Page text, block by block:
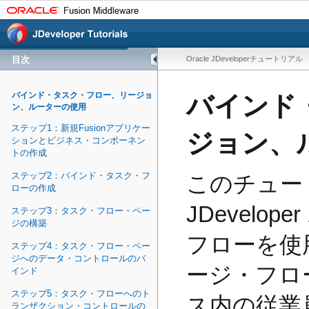
目次
バインド・タスク・フロー、リージョ
ン、ルーターの使用
ステップ1：新規Fusionアプリケー
ションとビジネス・コンポーネン
トの作成
ステップ2：バインド・タスク・フ
ローの作成
ステップ3：タスク・フロー・ペー
ジの構築
ステップ4：タスク・フロー・ペー
ジへのデータ・コントロールのバ
インド
ステップ5：タスク・フローへのト
ランザクション・コントロールの
Oracle JDeveloperチュートリアル
バインド
ジョン、
このチュ
フローを
ージ・フ